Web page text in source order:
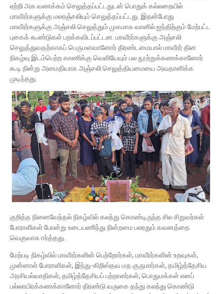
ஏற்றி அக வணக்கம் செலுத்தப்பட்டதுடன் பொதுக் கல்லறையில்
மாவீரர்களுக்கு மலரஞ்சலியும் செலுத்தப்பட்டது. இதன்போது
மாவீரர்களுக்கு அஞ்சலி செலுத்தும் முகமாக வானில் ஐந்திற்கும் மேற்பட்ட
புகைக் கூண்டுகள் பறக்கவிடப்பட்டன. மாவீரர்களுக்கு அஞ்சலி
செலுத்துவதற்காகப் பெருமளவானோர் திரண்டமையால் மாவீரர் தின
நிகழ்வு இடம்பெற்ற காணிக்கு வெளியேயும் பல நூற்றுக்கணக்கானோர்
கூடி நின்று அமைதியாக அஞ்சலி செலுத்தியமையை அவதானிக்க
முடிந்தது.
குறித்த நினைவேந்தல் நிகழ்வில் கலந்து கொண்டிருந்த சில சிறுவர்கள்
போராளிகள் போன்று உடையணிந்து நின்றமை பலரதும் கவனத்தை
வெகுவாக ஈர்த்தது.
மேற்படி நிகழ்வில் மாவீரர்களின் பெற்றோர்கள், மாவீரர்களின் உறவுகள்,
முன்னாள் போராளிகள், இந்து-கிறிஸ்தவ மத குருமார்கள், தமிழ்த்தேசிய
அரசியல்வாதிகள், தமிழ்த்தேசியப் பற்றாளர்கள், பொதுமக்கள் எனப்
பல்லாயிரக்கணக்கானோர் திரண்டு வருகை தந்து கலந்து கொண்டு